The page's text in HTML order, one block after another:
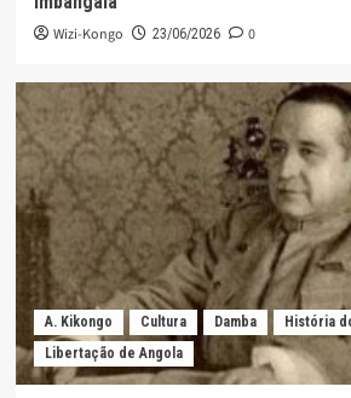
Wizi-Kongo 23/06/2026 0
A. Kikongo Cultura Damba
História
Libertação de Angola